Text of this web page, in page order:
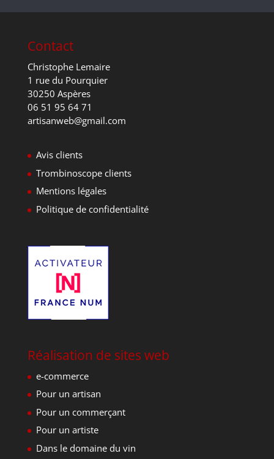
Contact
Christophe Lemaire
1 rue du Pourquier
30250 Aspères
06 51 95 64 71
artisanweb@gmail.com
Avis clients
Trombinoscope clients
Mentions légales
Politique de confidentialité
Réalisation de sites web
e-commerce
Pour un artisan
Pour un commerçant
Pour un artiste
Dans le domaine du vin